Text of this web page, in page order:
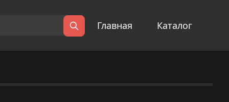
Поиск
Главная Каталог